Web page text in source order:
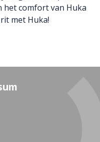
het comfort van Huka
met Huka!